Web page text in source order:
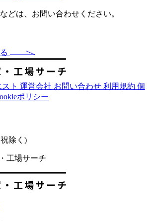
どは、お問い合わせください。
ト 運営会社 お問い合わせ 利用規約 個
ポリシー
除く)
工場サーチ